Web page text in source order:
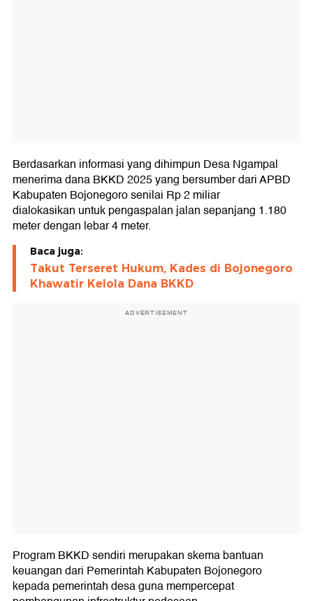
Berdasarkan informasi yang dihimpun Desa Ngampal
menerima dana BKKD 2025 yang bersumber dari APBD
Kabupaten Bojonegoro senilai Rp 2 miliar
dialokasikan untuk pengaspalan jalan sepanjang 1.180
meter dengan lebar 4 meter.
Baca juga:
Takut Terseret Hukum, Kades di Bojonegoro
Khawatir Kelola Dana BKKD
ADVERTISEMENT
Program BKKD sendiri merupakan skema bantuan
keuangan dari Pemerintah Kabupaten Bojonegoro
kepada pemerintah desa guna mempercepat